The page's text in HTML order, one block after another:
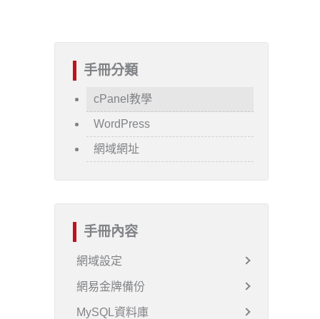
手冊分類
cPanel教學
WordPress
網域網址
手冊內容
網域設定
網易金牌備份
MySQL資料庫